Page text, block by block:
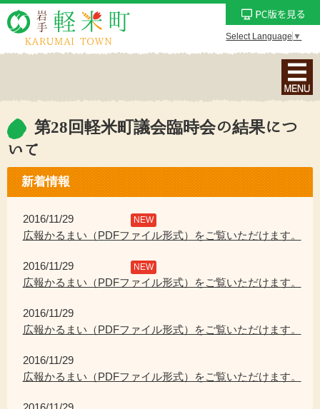
Select Language ▼
ナ
ビ
ー
ン
メ
表
第28回軽米町議会臨時会の結果につ
いて
新着情報
2016/11/29 NEW
広報かるまい（PDFファイル形式）をご覧いただけます。
2016/11/29 NEW
広報かるまい（PDFファイル形式）をご覧いただけます。
2016/11/29
広報かるまい（PDFファイル形式）をご覧いただけます。
2016/11/29
広報かるまい（PDFファイル形式）をご覧いただけます。